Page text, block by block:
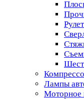
Лампы
Моторное